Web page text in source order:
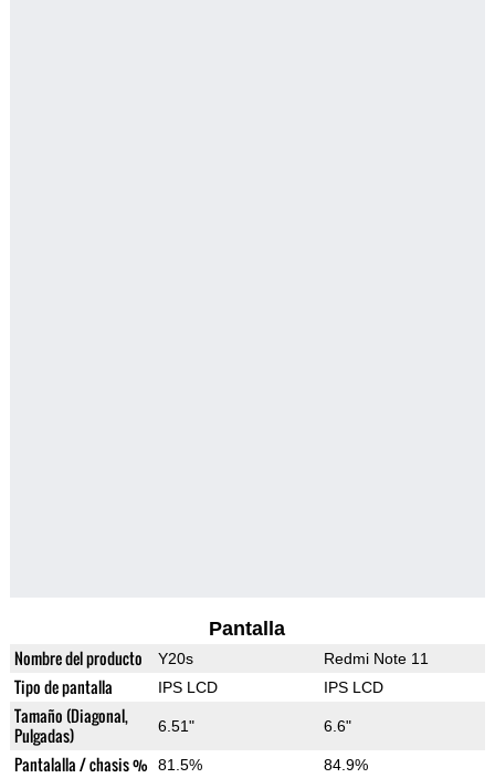
Pantalla
Nombre del producto Y20s Redmi Note 11
Tipo de pantalla IPS LCD IPS LCD
Tamaño (Diagonal,
Pulgadas)
6.51" 6.6"
Pantalalla / chasis % 81.5% 84.9%